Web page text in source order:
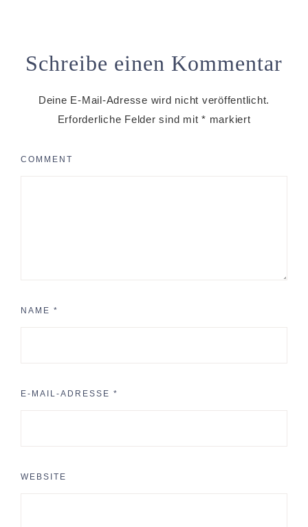
Schreibe einen Kommentar
Deine E-Mail-Adresse wird nicht veröffentlicht.
Erforderliche Felder sind mit * markiert
COMMENT
NAME *
E-MAIL-ADRESSE *
WEBSITE